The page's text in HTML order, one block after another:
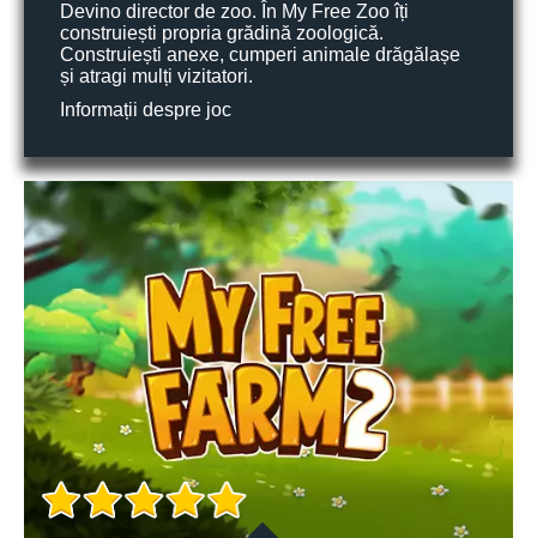
Devino director de zoo. În My Free Zoo îți
construiești propria grădină zoologică.
Construiești anexe, cumperi animale drăgălașe
și atragi mulți vizitatori.
Informații despre joc